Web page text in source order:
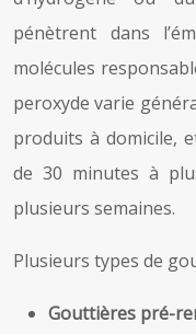
pénètrent dans
molécules
peroxyde varie
produits à domicile,
de 30 minutes à
plusieurs semaines.
Plusieurs types de
Gouttières pré-